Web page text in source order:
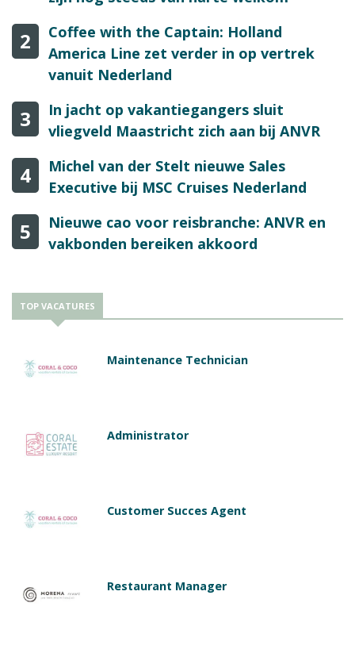
2
Coffee with the Captain: Holland
America Line zet verder in op vertrek
vanuit Nederland
3
In jacht op vakantiegangers sluit
vliegveld Maastricht zich aan bij ANVR
4
Michel van der Stelt nieuwe Sales
Executive bij MSC Cruises Nederland
5
Nieuwe cao voor reisbranche: ANVR en
vakbonden bereiken akkoord
TOP VACATURES
Maintenance Technician
Administrator
Customer Succes Agent
Restaurant Manager